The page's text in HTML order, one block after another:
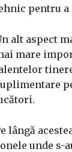
pentru a
alt aspect
mare
lângă
unde s-